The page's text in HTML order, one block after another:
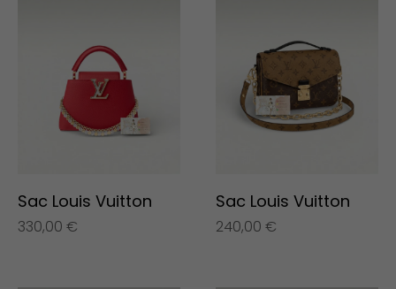
Sac Louis Vuitton
330,00 €
Sac Louis Vuitton
240,00 €